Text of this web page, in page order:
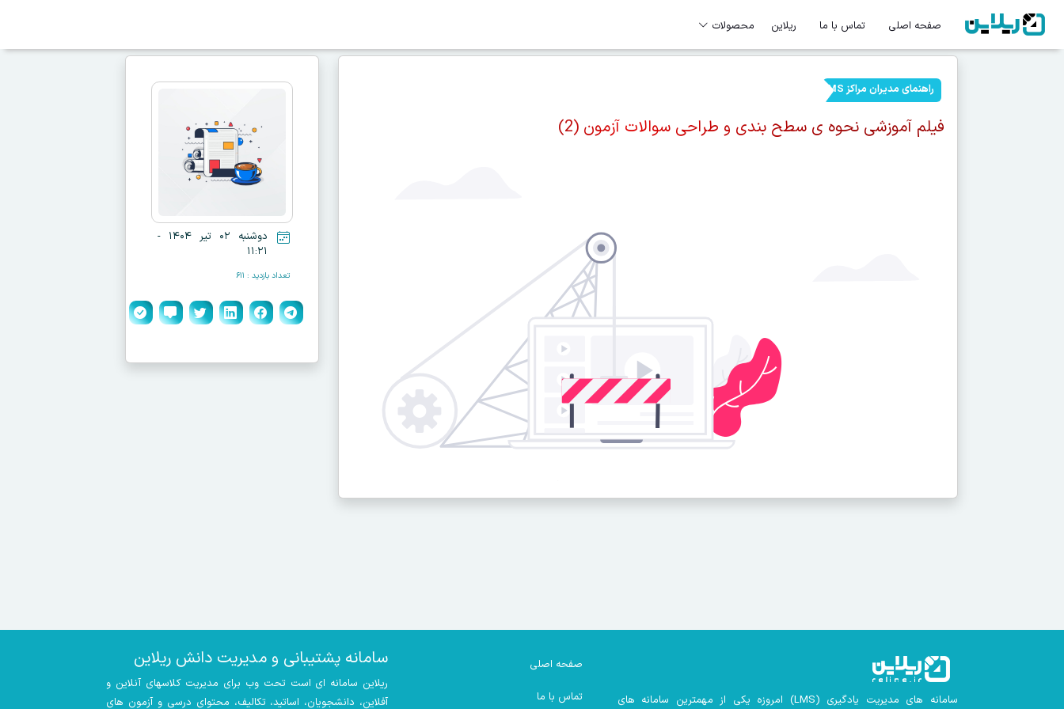
صفحه اصلی تماس با ما ریلاین محصولات
راهنمای مدیران مراکز LMS
فیلم آموزشی نحوه ی سطح بندی و طراحی سوالات آزمون (2)
دوشنبه ۰۲ تیر ۱۴۰۴ -
۱۱:۲۱
تعداد بازدید : ۶۱۱
سامانه های مدیریت یادگیری (LMS) امروزه یکی از مهمترین سامانه های
صفحه اصلی
تماس با ما
سامانه پشتیبانی و مدیریت دانش ریلاین
ریلاین سامانه ای است تحت وب برای مدیریت کلاسهای آنلاین و
آفلاین، دانشجویان، اساتید، تکالیف، محتوای درسی و آزمون های